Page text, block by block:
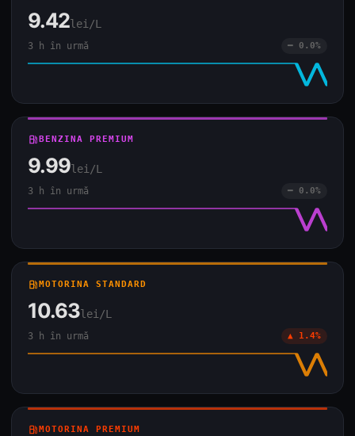
9.42lei/L
3 h în urmă ━ 0.0%
local_gas_stationBENZINA PREMIUM
9.99lei/L
3 h în urmă ━ 0.0%
local_gas_stationMOTORINA STANDARD
10.63lei/L
3 h în urmă ▲ 1.4%
local_gas_stationMOTORINA PREMIUM